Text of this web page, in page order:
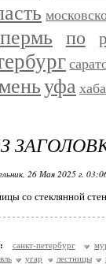
пермь по
уфа
26 Мая 2025 г.
со стеклянной
санкт-петербург
угар лестницы